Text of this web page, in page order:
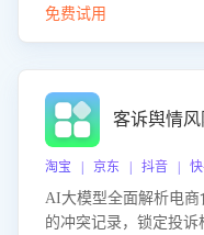
免费试用
客诉舆情
淘宝 | 京东 | 抖音 | 快
AI大模型全面解析电
的冲突记录，锁定投